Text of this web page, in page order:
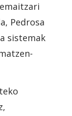
Pedrosa
sistemak